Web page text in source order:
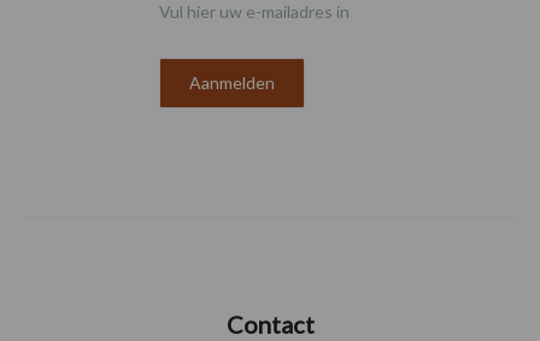
Vul hier uw e-mailadres in
Contact